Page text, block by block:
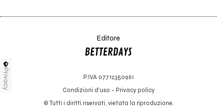
Editore
P.IVA 07712350961
Condizioni d'uso - Privacy policy
© Tutti i diritti riservati, vietata la riproduzione.
Privacy